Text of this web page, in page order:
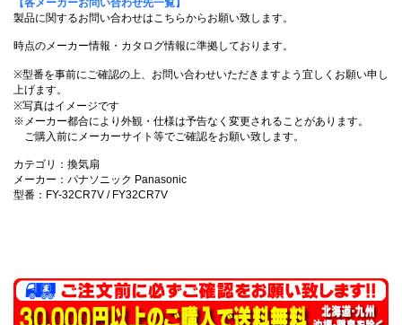
製品に関するお問い合わせはこちらからお願い致します。
時点のメーカー情報・カタログ情報に準拠しております。
※型番を事前にご確認の上、お問い合わせいただきますよう宜しくお願い申し
上げます。
※写真はイメージです
※メーカー都合により外観・仕様は予告なく変更されることがあります。
ご購入前にメーカーサイト等でご確認をお願い致します。
カテゴリ：換気扇
メーカー：パナソニック Panasonic
型番：FY-32CR7V / FY32CR7V